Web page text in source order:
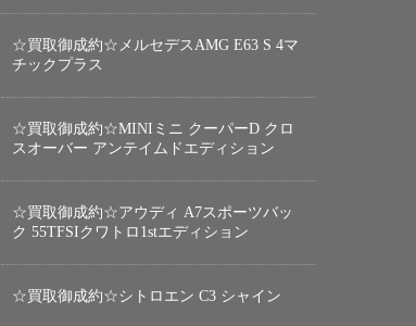
☆買取御成約☆メルセデスAMG E63 S 4マ
チックプラス
☆買取御成約☆MINIミニ クーパーD クロ
スオーバー アンテイムドエディション
☆買取御成約☆アウディ A7スポーツバッ
ク 55TFSIクワトロ1stエディション
☆買取御成約☆シトロエン C3 シャイン